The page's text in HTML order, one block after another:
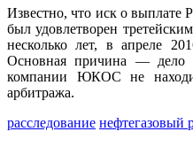
Известно, что иск о выплате
был удовлетворен
несколько лет, в апреле
Основная причина — дело
компании ЮКОС не
арбитража.
расследование нефтегазовый